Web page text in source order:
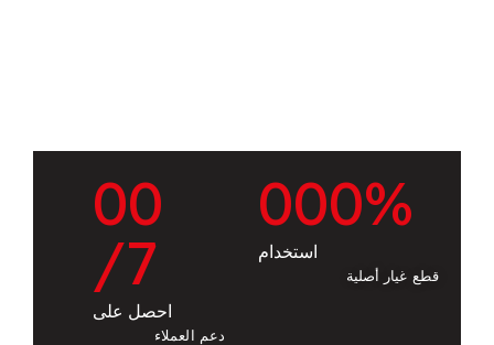
000%
استخدام
قطع غيار أصلية
00
/7
احصل على
دعم العملاء